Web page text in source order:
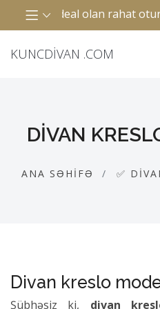
olan rahat oturacaq
KUNCDIVAN .COM
DIVAN
ANA SƏHIFƏ ✅
Divan kreslo
Şübhəsiz ki, divan